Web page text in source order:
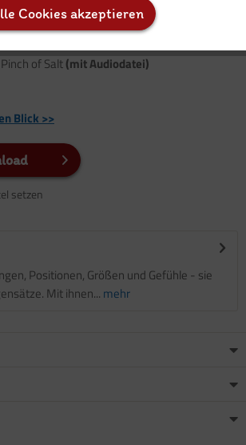
Shortbread Fingers
of Salt(mit Audiodatei)
Blick >>
setzen
Positionen, Größen und Gefühle - sie
Mit ihnen... mehr
Inaktiv
Cookies akzeptieren